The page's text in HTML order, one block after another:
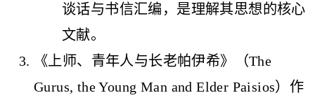
谈话与书信汇编，是理解其思想的核心
文献。
《上师、青年人与长老帕伊希》（The
Gurus, the Young Man and Elder Paisios）作